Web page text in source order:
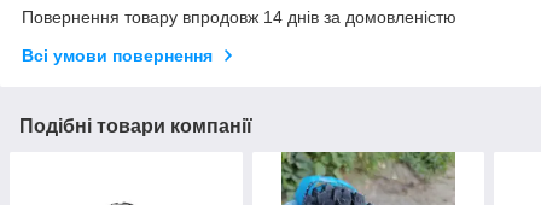
Повернення товару впродовж 14 днів за домовленістю
Всі умови повернення
Подібні товари компанії